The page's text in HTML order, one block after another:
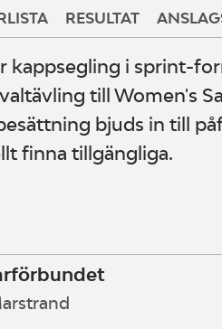
RESULTAT
kappsegling i sprint-
till Women's
bjuds in till
finna tillgängliga.